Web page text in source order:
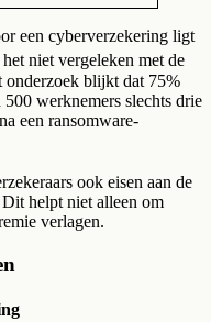
een cyberverzekering ligt
niet vergeleken met de
onderzoek blijkt dat 75%
werknemers slechts drie
een ransomware-
ook eisen aan de
helpt niet alleen om
verlagen.